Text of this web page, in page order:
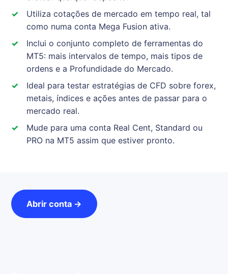
Utiliza cotações de mercado em tempo real, tal
como numa conta Mega Fusion ativa.
Inclui o conjunto completo de ferramentas do
MT5: mais intervalos de tempo, mais tipos de
ordens e a Profundidade do Mercado.
Ideal para testar estratégias de CFD sobre forex,
metais, índices e ações antes de passar para o
mercado real.
Mude para uma conta Real Cent, Standard ou
PRO na MT5 assim que estiver pronto.
Abrir conta →